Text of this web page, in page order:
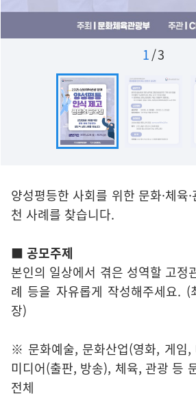
1/3
양성평등한 사회를 위한 문화·체육
천 사례를 찾습니다.
■ 공모주제
본인의 일상에서 겪은 성역할 고정
례 등을 자유롭게 작성해주세요.
장)
※ 문화예술, 문화산업(영화, 게임,
미디어(출판, 방송), 체육, 관광 등
전체